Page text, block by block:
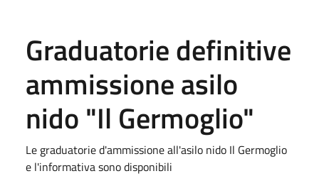
Graduatorie definitive
ammissione asilo
nido "Il Germoglio"
Le graduatorie d'ammissione all'asilo nido Il Germoglio
e l'informativa sono disponibili